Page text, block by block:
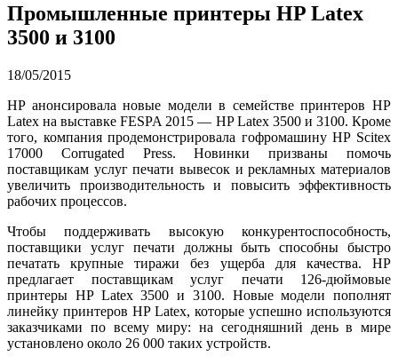
Промышленные принтеры HP Latex
3500 и 3100
18/05/2015
HP анонсировала новые модели в семействе принтеров HP
Latex на выставке FESPA 2015 — HP Latex 3500 и 3100. Кроме
того, компания продемонстрировала гофромашину HP Scitex
17000 Corrugated Press. Новинки призваны помочь
поставщикам услуг печати вывесок и рекламных материалов
увеличить производительность и повысить эффективность
рабочих процессов.
Чтобы поддерживать высокую конкурентоспособность,
поставщики услуг печати должны быть способны быстро
печатать крупные тиражи без ущерба для качества. HP
предлагает поставщикам услуг печати 126-дюймовые
принтеры HP Latex 3500 и 3100. Новые модели пополнят
линейку принтеров HP Latex, которые успешно используются
заказчиками по всему миру: на сегодняшний день в мире
установлено около 26 000 таких устройств.